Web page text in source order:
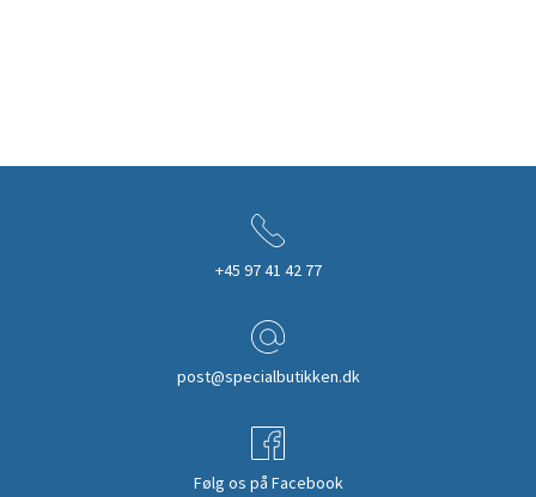
+45 97 41 42 77
post@specialbutikken.dk
Følg os på Facebook